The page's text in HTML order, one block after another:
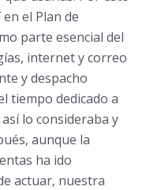
el Plan de
parte esencial del
internet y correo
y despacho
tiempo dedicado a
lo consideraba y
aunque la
ha ido
actuar, nuestra